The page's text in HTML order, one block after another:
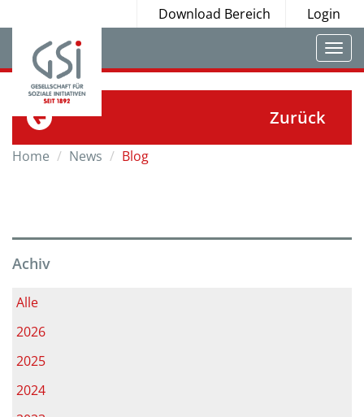
Download Bereich Login
Zurück
Home News Blog
Achiv
Alle
2026
2025
2024